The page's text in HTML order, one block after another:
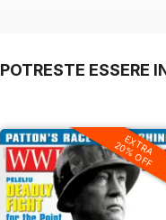
POTRESTE ESSERE
EXTRA
20% OFF